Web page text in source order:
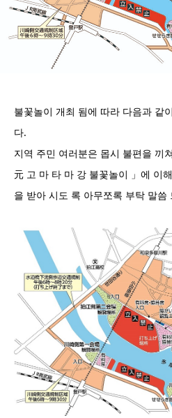
불꽃놀이 개최 됨에 따라 다음과 같
다.
지역 주민 여러분은 몹시 불편을 끼
元 고 마 타 마 강 불꽃놀이 」에 이
을 받아 시도 록 아무쪼록 부탁 말씀